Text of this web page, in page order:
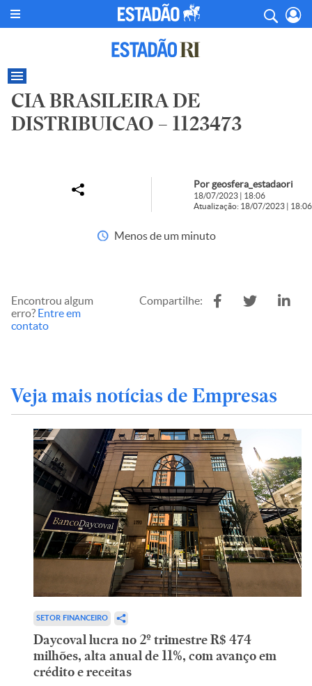
CIA BRASILEIRA DE
DISTRIBUICAO – 1123473
Por geosfera_estadaori
18/07/2023 | 18:06
Atualização: 18/07/2023 | 18:06
Menos de um minuto
Encontrou algum
erro? Entre em
contato
Compartilhe:
Veja mais notícias de Empresas
SETOR FINANCEIRO
Daycoval lucra no 2º trimestre R$ 474
milhões, alta anual de 11%, com avanço em
crédito e receitas